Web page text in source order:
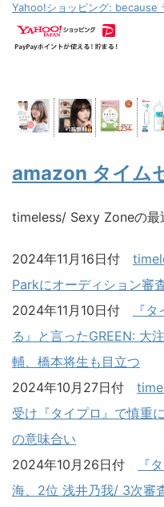
Yahoo!ショッピング:
amazon タイム
timeless/ Sexy Zoneの最
2024年11月16日付
Parkにオーディション審
2024年11月10日付
『
る』と言ったGREEN: 大
輔、橋本将生も目立つ
2024年10月27日付
受け『タイプロ』で慎重
の意味合い
2024年10月26日付
『
海、2位 浅井乃我/ 3次審